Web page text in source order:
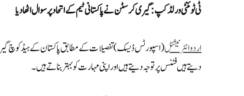
ٹی ٹوئنٹی ورلڈ کپ :گیری کرسٹن نے پاکستانی ٹیم کے اتحادپر سوال اٹھا دیا
اردو انٹرنیشنل(اسپورٹس ڈیسک) تفصیلات کے مطابق پاکستان کے ہیڈ کوچ
دیتے ہیں فٹنس پر توجہ دیتے ہیں اور اپنی مہارت کو بہتر بناتے ہیں۔